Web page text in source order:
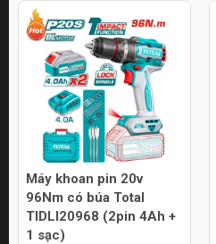
Máy khoan pin 20v
96Nm có búa Total
TIDLI20968 (2pin 4Ah +
1 sạc)